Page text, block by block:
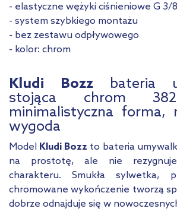
- elastyczne wężyki ciśnieniowe G 3/8
- system szybkiego montażu
- bez zestawu odpływowego
- kolor: chrom
Kludi Bozz bateria
stojąca chrom
minimalistyczna forma,
wygoda
Model Kludi Bozz to bateria
na prostotę, ale nie
charakteru. Smukła sylwetka,
chromowane wykończenie tworzą
dobrze odnajduje się w